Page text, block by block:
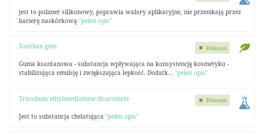
jest to polimer silikonowy, poprawia walory aplikacyjne, nie przenikają przez
barierę naskórkową "pełen opis"
Xanthan gum
Guma ksantanowa - substancja wpływająca na konsystencję kosmetyku -
stabilizująca emulsję i zwiększająca lepkość. Dodatk... "pełen opis"
Polecam
Trisodium ethylenediamine disuccinate
Jest to substancja chelatująca "pełen opis"
Polecam